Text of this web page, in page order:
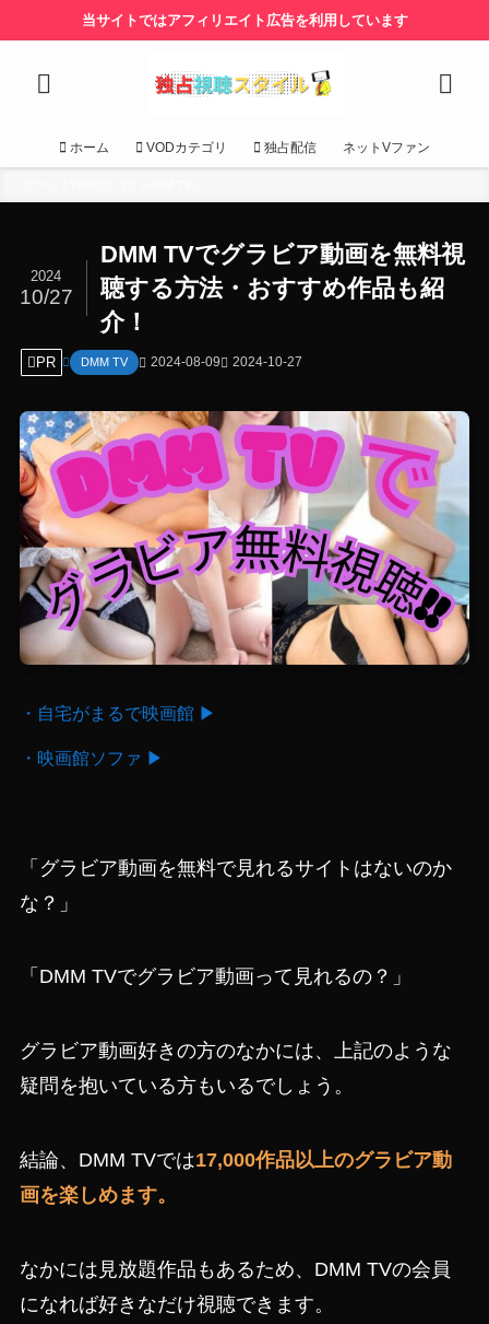
当サイトではアフィリエイト広告を利用しています
ホーム VODカテゴリ 独占配信 ネットVファン
DMM TVでグラビア動画を無料視
聴する方法・おすすめ作品も紹
介！
2024
10/27
PR DMM TV 2024-08-09 2024-10-27
・自宅がまるで映画館 ▶
・映画館ソファ ▶
「グラビア動画を無料で見れるサイトはないのか
な？」
「DMM TVでグラビア動画って見れるの？」
グラビア動画好きの方のなかには、上記のような
疑問を抱いている方もいるでしょう。
結論、DMM TVでは17,000作品以上のグラビア動
画を楽しめます。
なかには見放題作品もあるため、DMM TVの会員
になれば好きなだけ視聴できます。